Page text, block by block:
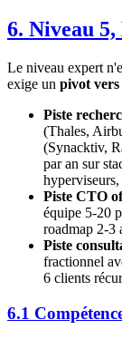
6. Niveau
Le niveau expert
exige un pivot vers
Piste
(Thales,
(Synacktiv,
par an sur
Piste CTO
équipe 5-20
roadmap 2-3
Piste
fractionnel
6 clients
6.1